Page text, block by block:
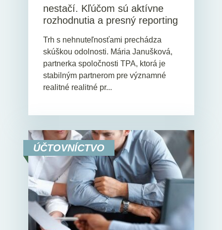
nestačí. Kľúčom sú aktívne
rozhodnutia a presný reporting
Trh s nehnuteľnosťami prechádza
skúškou odolnosti. Mária Janušková,
partnerka spoločnosti TPA, ktorá je
stabilným partnerom pre významné
realitné realitné pr...
ÚČTOVNÍCTVO